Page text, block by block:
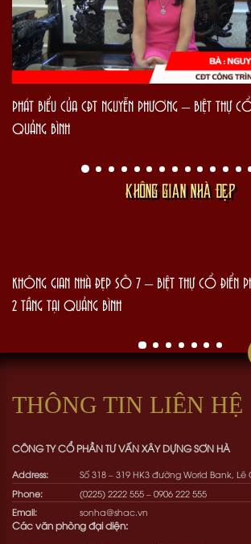
PHÁT BIỂU CỦA CĐT NGUYỄN PHƯƠNG – BIỆT THỰ
QUẢNG BÌNH
KHÔNG GIAN NHÀ ĐẸP
KHÔNG GIAN NHÀ ĐẸP SỐ 7 – BIỆT THỰ CỔ ĐIỂN
2 TẦNG TẠI QUẢNG BÌNH
THÔNG TIN LIÊN HỆ
CÔNG TY CỔ PHẦN TƯ VẤN XÂY DỰNG SƠN HÀ
Address:
Số 318 – 319 HK3 đường World Bank,
Phone:
(0225) 2222 555 – 0906 222 555
Email:
sonha@shac.vn
Các văn phòng đại diện: